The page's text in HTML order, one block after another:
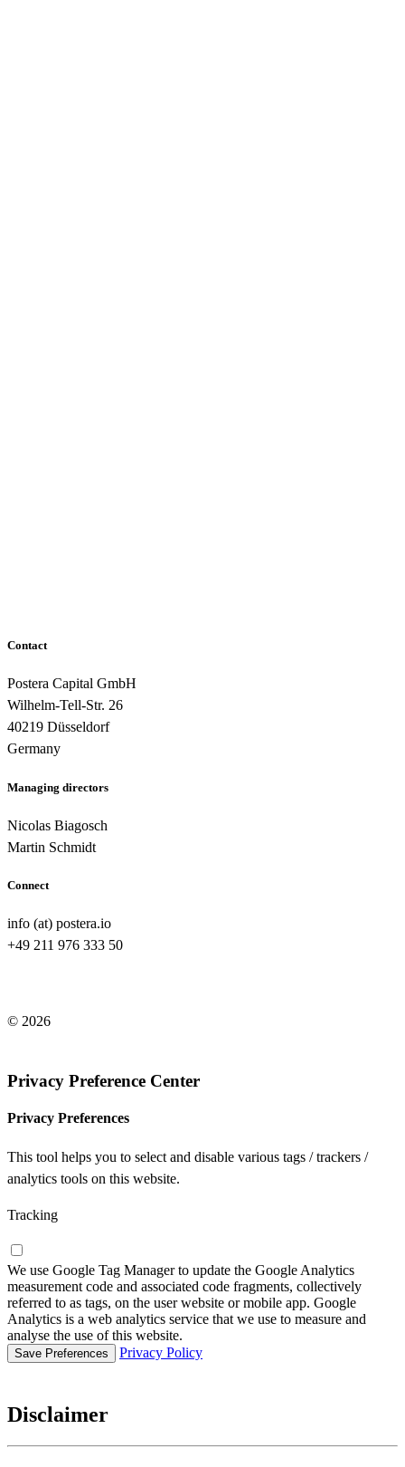
Contact
Postera Capital GmbH
Wilhelm-Tell-Str. 26
40219 Düsseldorf
Germany
Managing directors
Nicolas Biagosch
Martin Schmidt
Connect
info (at) postera.io
+49 211 976 333 50
© 2026
Privacy Preference Center
Privacy Preferences
This tool helps you to select and disable various tags / trackers /
analytics tools on this website.
Tracking
We use Google Tag Manager to update the Google Analytics
measurement code and associated code fragments, collectively
referred to as tags, on the user website or mobile app. Google
Analytics is a web analytics service that we use to measure and
analyse the use of this website.
Privacy Policy
Disclaimer